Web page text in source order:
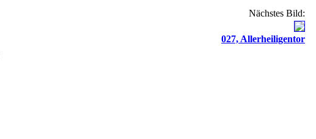
Nächstes Bild:
027, Allerheiligentor